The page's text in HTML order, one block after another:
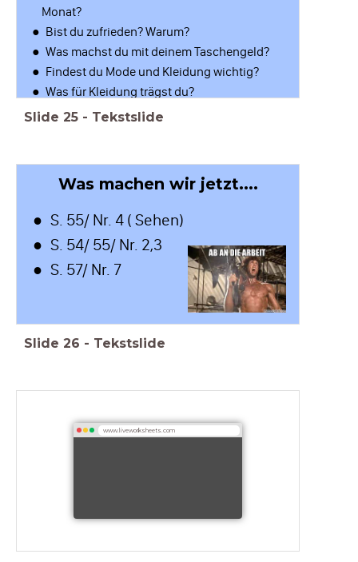
Monat?
Bist du zufrieden? Warum?
Was machst du mit deinem Taschengeld?
Findest du Mode und Kleidung wichtig?
Was für Kleidung trägst du?
Slide 25 - Tekstslide
Was machen wir jetzt....
S. 55/ Nr. 4 ( Sehen)
S. 54/ 55/ Nr. 2,3
S. 57/ Nr. 7
Slide 26 - Tekstslide
www.liveworksheets.com